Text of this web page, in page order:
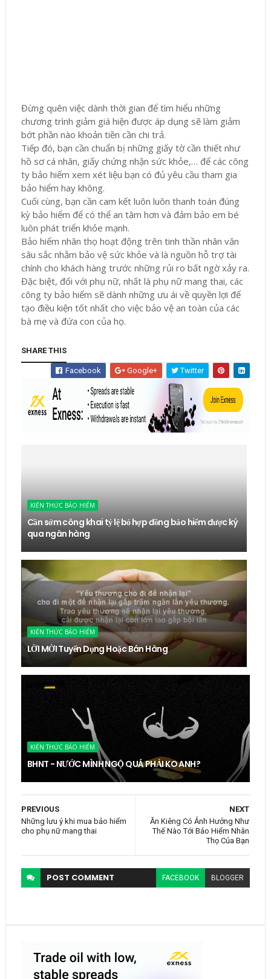
Đừng quên việc dành thời gian để tìm hiểu những
chương trình giảm giá hiện được áp dụng sẽ làm giảm
bớt phần nào khoản tiền cần chi trả.
Tiếp đó, bạn cần chuẩn bị những giấy tờ cần thiết như
hồ sơ cá nhân, giấy chứng nhận sức khỏe,… để các công
ty bảo hiểm xem xét liệu bạn có đủ yêu cầu tham gia
bảo hiểm hay không.
Cuối cùng, bạn cần cam kết luôn luôn thanh toán đúng
kỳ bảo hiểm để có thể an tâm hơn và đảm bảo em bé
luôn phát triển khỏe mạnh.
Bảo hiểm nhân thọ hoạt động trên tinh thần nhân văn
sâu sắc nhằm bảo vệ sức khỏe và là nguồn hỗ trợ tài
chính cho khách hàng trước những rủi ro bất ngờ xảy ra.
Đặc biệt, đối với phụ nữ, nhất là phụ nữ mang thai, các
công ty bảo hiểm sẽ dành những ưu ái về quyền lợi để
tạo điều kiện tốt nhất cho việc bảo vệ an toàn của các
bà mẹ và đứa con của họ.
SHARE THIS
Facebook Google+ Twitter
KIẾN THỨC BẢO HIỂM
Cần sớm công khai tỷ lệ bỏ hợp đồng bảo hiểm được ký
qua ngân hàng
KIẾN THỨC BẢO HIỂM
LỜI MỜI Tuyển Dụng Hoặc Bán Hàng
KIẾN THỨC BẢO HIỂM
BHNT - NƯỚC MÌNH NGỘ QUÁ PHẢI KO ANH?
NEXT
Ăn Kiêng Có Ảnh Hưởng Như
Thế Nào Tới Bảo Hiểm Nhân
Thọ Của Bạn
PREVIOUS
Những lưu ý khi mua bảo hiểm
cho phụ nữ mang thai
POST COMMENT FACEBOOK BLOGGER